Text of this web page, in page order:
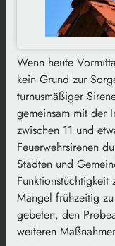
Wenn heute
kein Grund zur
turnusmäßiger
gemeinsam mit der
zwischen 11 und
Feuerwehrsirenen
Städten und
Mängel frühzeitig
gebeten, den
weiteren